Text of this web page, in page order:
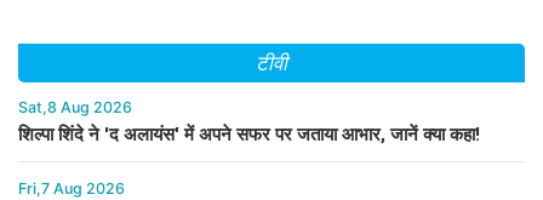
टीवी
Sat,8 Aug 2026
शिल्पा शिंदे ने 'द अलायंस' में अपने सफर पर जताया आभार, जानें क्या कहा!
Fri,7 Aug 2026